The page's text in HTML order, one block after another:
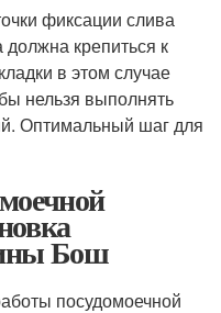
фиксации слива
крепиться к
в этом случае
нельзя выполнять
Оптимальный шаг для
Бош
посудомоечной